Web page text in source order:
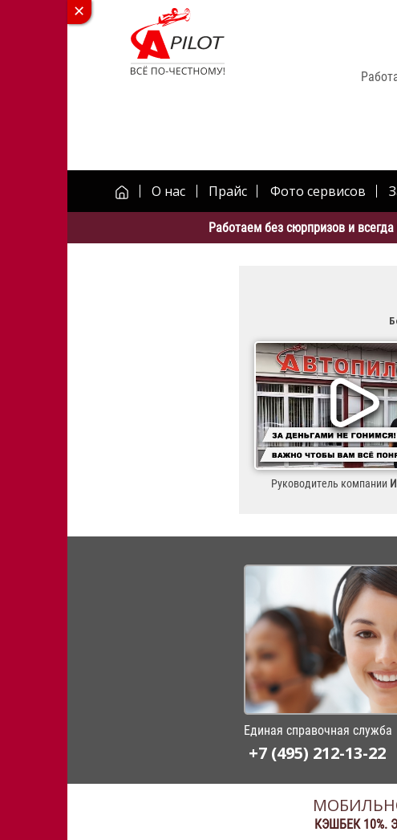
О нас Прайс Фото сервисов
Работаем без сюрпризов и
Руководитель компании
Единая справочная служба
+7 (495) 212-13-22
КЭШБЕК